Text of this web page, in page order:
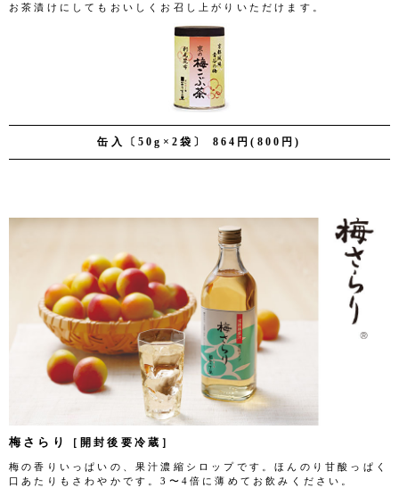
缶入〔50g×2袋〕 864円(800円)
お茶漬けにしてもおいしくお召し上がりいただけます。
梅さらり ［開封後要冷蔵］
梅の香りいっぱいの、果汁濃縮シロップです。ほんのり甘酸っぱく
口あたりもさわやかです。3〜4倍に薄めてお飲みください。